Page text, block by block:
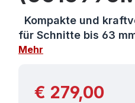
Kompakte und
für Schnitte bis 63
Mehr
Regulärer Preis:
€ 279,00